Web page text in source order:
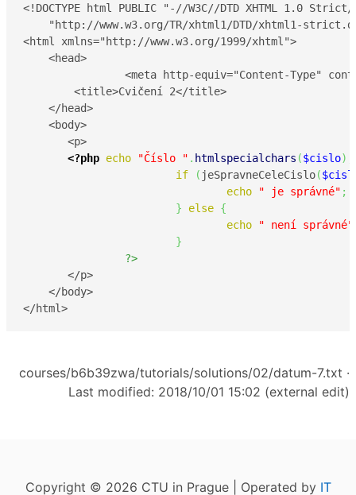
<!DOCTYPE html PUBLIC "-//W3C//DTD XHTML 1.0
"http://www.w3.org/TR/xhtml1/DTD/xhtml1-
<html xmlns="http://www.w3.org/1999/xhtml">
    <head>
        <title>Cvičení 2</title>
    </head>
    <body>
       <p>
<?php echo "Číslo " . htmlspecialchars ($cislo)
if
( jeSpravneCeleCislo(
echo
" je správné" ;
}
else {
echo
" není správné"
}
?>
       </p>
    </body>
</html>
courses/b6b39zwa/tutorials/solutions/02/datum-7.txt ·
Last modified: 2018/10/01 15:02 (external edit)
Copyright © 2026 CTU in Prague | Operated by IT